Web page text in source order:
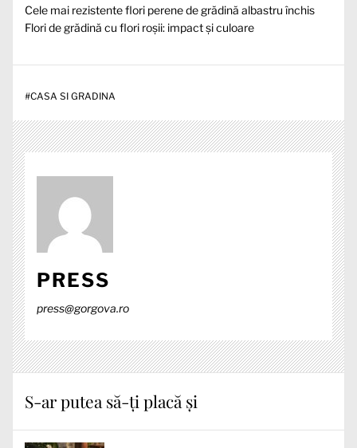
Cele mai rezistente flori perene de grădină albastru închis
Flori de grădină cu flori roșii: impact și culoare
#CASA SI GRADINA
PRESS
press@gorgova.ro
S-ar putea să-ți placă și